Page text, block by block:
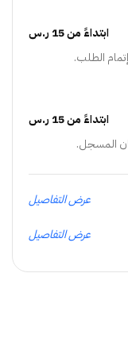
ابتداءً من 15 ر.س
الطلب.
ابتداءً من 15 ر.س
المسجل.
عرض التفاصيل
عرض التفاصيل